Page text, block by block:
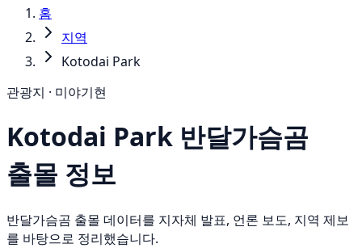
홈
지역
Kotodai Park
관광지 · 미야기현
Kotodai Park 반달가슴곰
출몰 정보
반달가슴곰 출몰 데이터를 지자체 발표, 언론 보도, 지역 제보
를 바탕으로 정리했습니다.